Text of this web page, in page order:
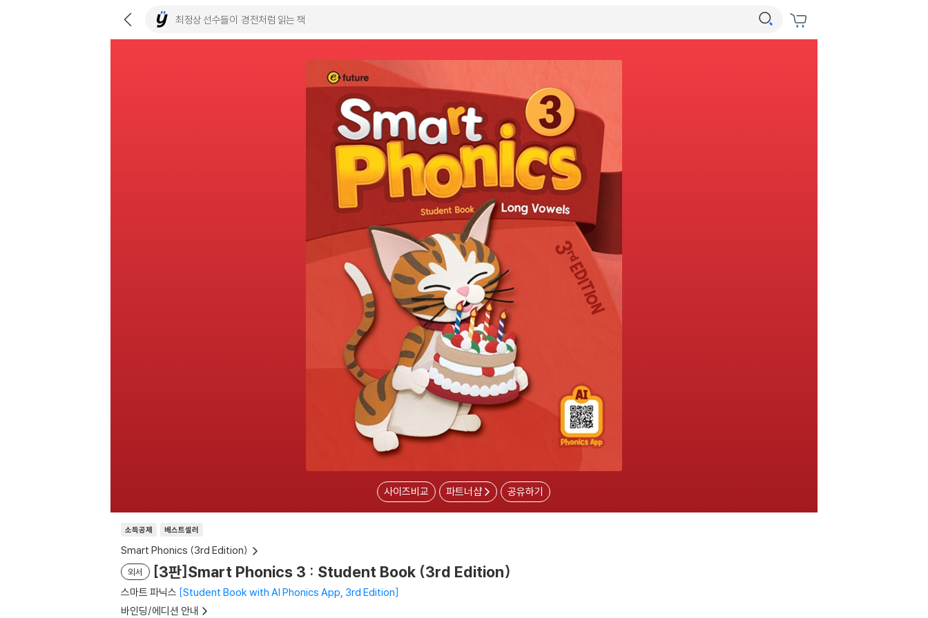
사이즈비교 파트너샵 공유하기
소득공제 베스트셀러
Smart Phonics (3rd Edition)
외서 [3판]Smart Phonics 3 : Student Book (3rd Edition)
스마트 파닉스 Student Book with AI Phonics App, 3rd Edition
바인딩/에디션 안내